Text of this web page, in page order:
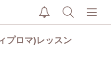
プロマ)レッスン